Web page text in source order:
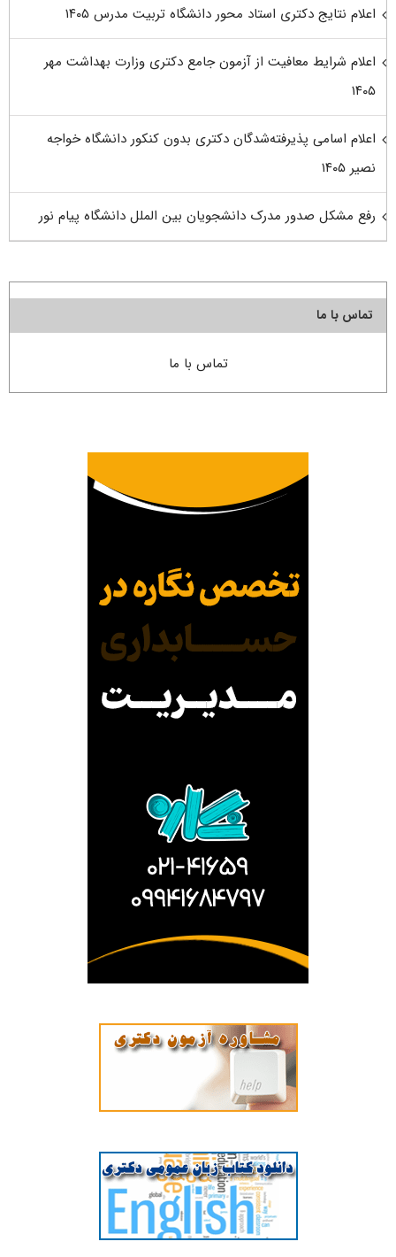
اعلام نتایج دکتری استاد محور دانشگاه تربیت مدرس ۱۴۰۵
اعلام شرایط معافیت از آزمون جامع دکتری وزارت بهداشت مهر
۱۴۰۵
اعلام اسامی پذیرفته‌شدگان دکتری بدون کنکور دانشگاه خواجه
نصیر ۱۴۰۵
رفع مشکل صدور مدرک دانشجویان بین الملل دانشگاه پیام نور
تماس با ما
تماس با ما